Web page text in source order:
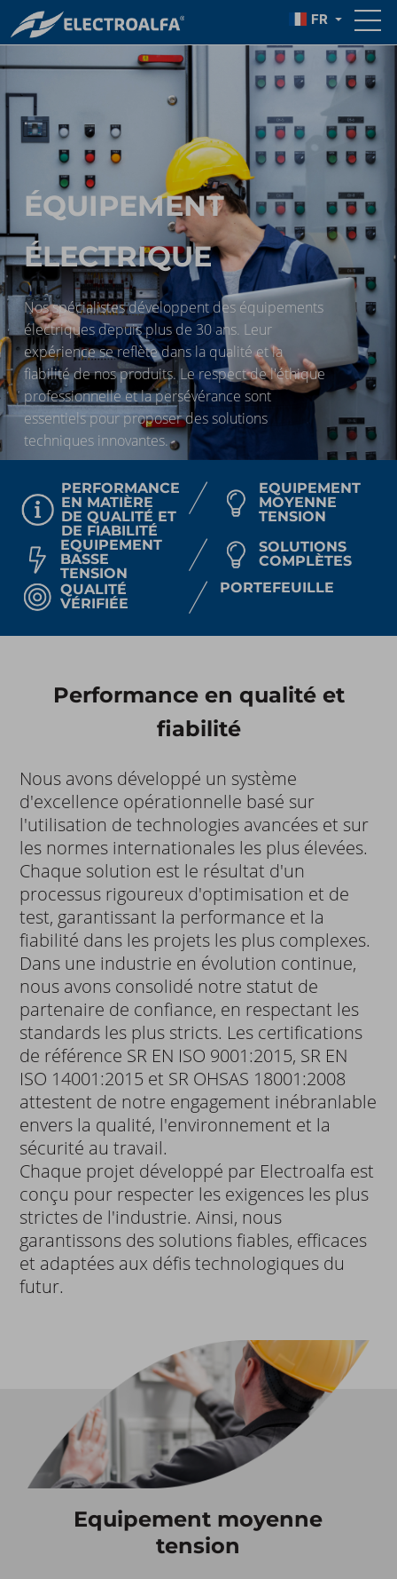
FR
ÉQUIPEMENT
ÉLECTRIQUE
Nos spécialistes développent des équipements
électriques depuis plus de 30 ans. Leur
expérience se reflète dans la qualité et la
fiabilité de nos produits. Le respect de l'éthique
professionnelle et la persévérance sont
essentiels pour proposer des solutions
techniques innovantes.
PERFORMANCE
EN MATIÈRE
DE QUALITÉ ET
DE FIABILITÉ
EQUIPEMENT
MOYENNE
TENSION
EQUIPEMENT
BASSE
TENSION
SOLUTIONS
COMPLÈTES
QUALITÉ
VÉRIFIÉE
PORTEFEUILLE
Performance en qualité et
fiabilité
Nous avons développé un système
d'excellence opérationnelle basé sur
l'utilisation de technologies avancées et sur
les normes internationales les plus élevées.
Chaque solution est le résultat d'un
processus rigoureux d'optimisation et de
test, garantissant la performance et la
fiabilité dans les projets les plus complexes.
Dans une industrie en évolution continue,
nous avons consolidé notre statut de
partenaire de confiance, en respectant les
standards les plus stricts. Les certifications
de référence SR EN ISO 9001:2015, SR EN
ISO 14001:2015 et SR OHSAS 18001:2008
attestent de notre engagement inébranlable
envers la qualité, l'environnement et la
sécurité au travail.
Chaque projet développé par Electroalfa est
conçu pour respecter les exigences les plus
strictes de l'industrie. Ainsi, nous
garantissons des solutions fiables, efficaces
et adaptées aux défis technologiques du
futur.
Equipement moyenne
tension